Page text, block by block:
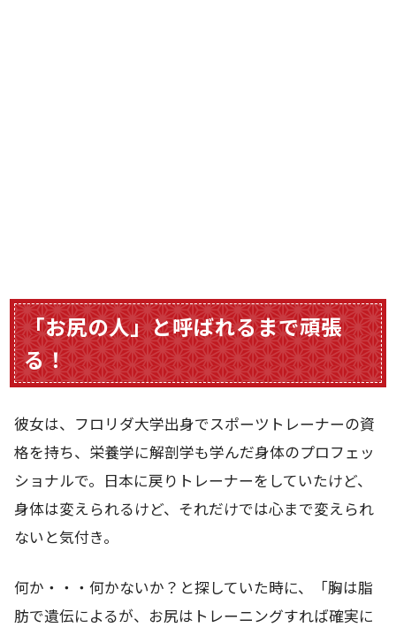
「お尻の人」と呼ばれるまで頑張
る！
彼女は、フロリダ大学出身でスポーツトレーナーの資
格を持ち、栄養学に解剖学も学んだ身体のプロフェッ
ショナルで。日本に戻りトレーナーをしていたけど、
身体は変えられるけど、それだけでは心まで変えられ
ないと気付き。
何か・・・何かないか？と探していた時に、「胸は脂
肪で遺伝によるが、お尻はトレーニングすれば確実に